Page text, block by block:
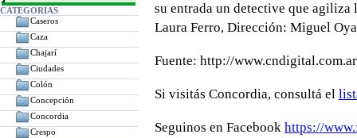
CATEGORÍAS
Caseros
Caza
Chajarí
Ciudades
Colón
Concepción
Concordia
Crespo
su entrada un detective que
Laura Ferro, Dirección: Miguel
Fuente: http://www.cndigital.com.ar
Si visitás Concordia, consultá el
Seguinos en Facebook https://